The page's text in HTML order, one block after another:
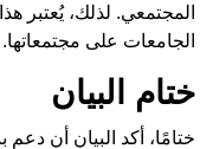
المجتمعي. لذلك، يُعتبر
الجامعات على مجتمعاتها.
ختام البيان
ختامًا، أكد البيان أن